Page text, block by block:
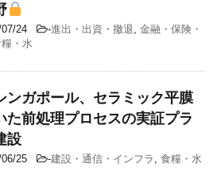
24 -進出・出資・撤退 金融・保険・
・水
ンガポール、セラミック平膜
た前処理プロセスの実証プラ
設
25 -建設・通信・インフラ 食糧・水